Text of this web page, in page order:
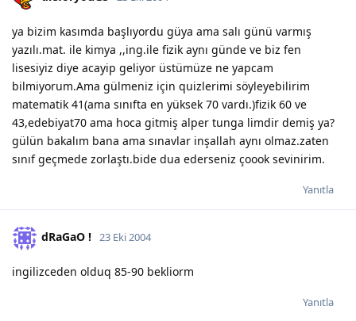
ya bizim kasımda başlıyordu güya ama salı günü varmış
yazılı.mat. ile kimya ,,ing.ile fizik aynı günde ve biz fen
lisesiyiz diye acayip geliyor üstümüze ne yapcam
bilmiyorum.Ama gülmeniz için quizlerimi söyleyebilirim
matematik 41(ama sınıfta en yüksek 70 vardı.)fizik 60 ve
43,edebiyat70 ama hoca gitmiş alper tunga limdir demiş ya?
gülün bakalım bana ama sınavlar inşallah aynı olmaz.zaten
sınıf geçmede zorlaştı.bide dua ederseniz çoook sevinirim.
Yanıtla
dRaGaO ! 23 Eki 2004
ingilizceden olduq 85-90 bekliorm
Yanıtla